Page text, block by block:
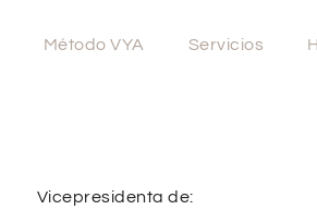
Método VYA Servicios
Vicepresidenta de: